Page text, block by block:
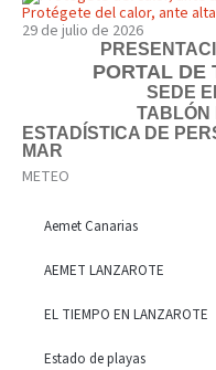
Protégete del calor, ante
29 de julio de 2026
PORTAL DE
SEDE
TABLÓN
ESTADÍSTICA DE
MAR
METEO
Aemet Canarias
AEMET LANZAROTE
EL TIEMPO EN LANZAROTE
Estado de playas